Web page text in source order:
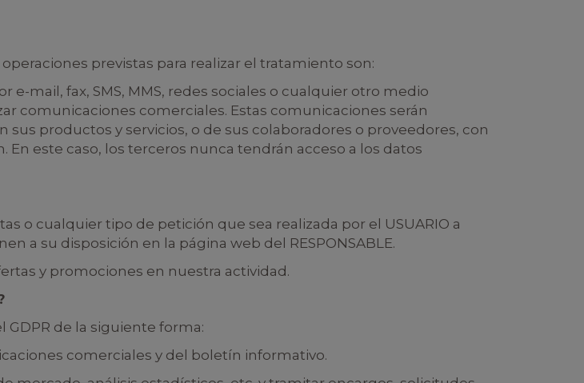
previstas para realizar el tratamiento son:
mail, fax, SMS, MMS, redes sociales o cualquier otro medio
comunicaciones comerciales. Estas comunicaciones serán
sus productos y servicios, o de sus colaboradores o proveedores, con
este caso, los terceros nunca tendrán acceso a los datos
o cualquier tipo de petición que sea realizada por el USUARIO a
a su disposición en la página web del RESPONSABLE.
y promociones en nuestra actividad.
de la siguiente forma:
comerciales y del boletín informativo.